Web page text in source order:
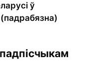
ў